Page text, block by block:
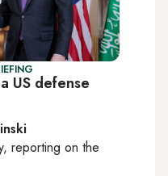
US defense
, reporting on the